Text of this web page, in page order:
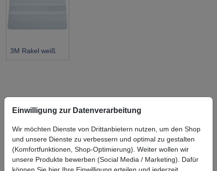
3M Rakel weiß
Symbol
Vorteil
Ihre Vorteile bei uns
3M BestPartner Commercial Solutions
Preisschutz für unsere Kunden
Einwilligung zur Datenverarbeitung
Wir möchten Dienste von Drittanbietern nutzen, um den Shop
und unsere Dienste zu verbessern und optimal zu gestalten
(Komfortfunktionen, Shop-Optimierung). Weiter wollen wir
unsere Produkte bewerben (Social Media / Marketing). Dafür